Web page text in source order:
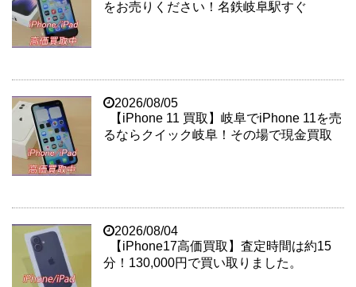
をお売りください！名鉄岐阜駅すぐ
2026/08/05
【iPhone 11 買取】岐阜でiPhone 11を売
るならクイック岐阜！その場で現金買取
2026/08/04
【iPhone17高価買取】査定時間は約15
分！130,000円で買い取りました。